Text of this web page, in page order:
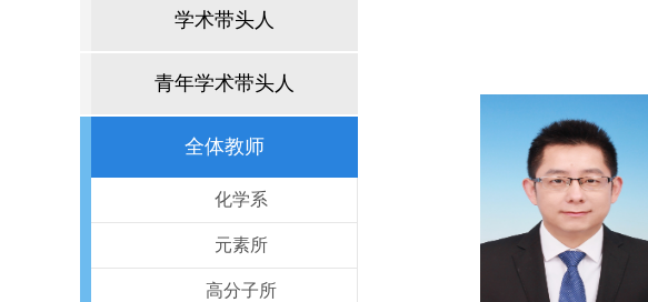
学术带头人
青年学术带头人
全体教师
化学系
元素所
高分子所